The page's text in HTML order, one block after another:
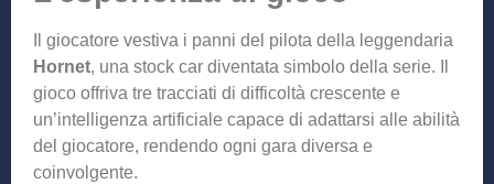
Il giocatore vestiva i panni del pilota della leggendaria
Hornet, una stock car diventata simbolo della serie. Il
gioco offriva tre tracciati di difficoltà crescente e
un’intelligenza artificiale capace di adattarsi alle abilità
del giocatore, rendendo ogni gara diversa e
coinvolgente.